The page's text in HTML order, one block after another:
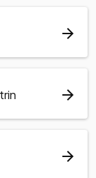
arrow_forward
arrow_forward
arrow_forward